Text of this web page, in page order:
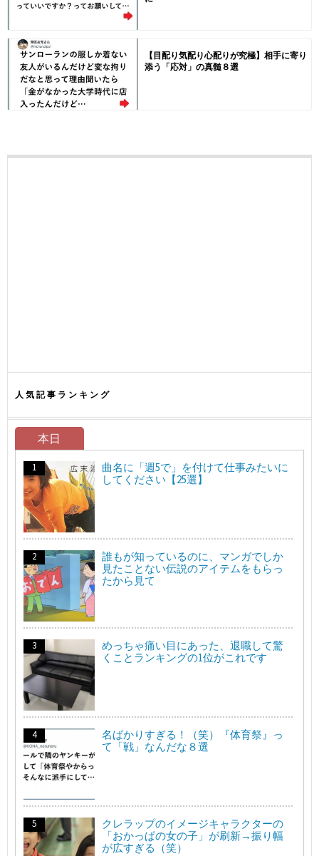
【目配り気配り心配りが究極】相手に寄り
添う「応対」の真髄８選
人気記事ランキング
本日
曲名に「週5で」を付けて仕事みたいに
してください【25選】
誰もが知っているのに、マンガでしか
見たことない伝説のアイテムをもらっ
たから見て
めっちゃ痛い目にあった、退職して驚
くことランキングの1位がこれです
名ばかりすぎる！（笑）『体育祭』っ
て「戦」なんだな８選
クレラップのイメージキャラクターの
「おかっぱの女の子」が刷新→振り幅
が広すぎる（笑）